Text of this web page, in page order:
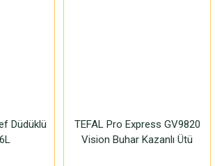
Düdüklü
TEFAL Pro Express GV9820
Vision Buhar Kazanlı Ütü